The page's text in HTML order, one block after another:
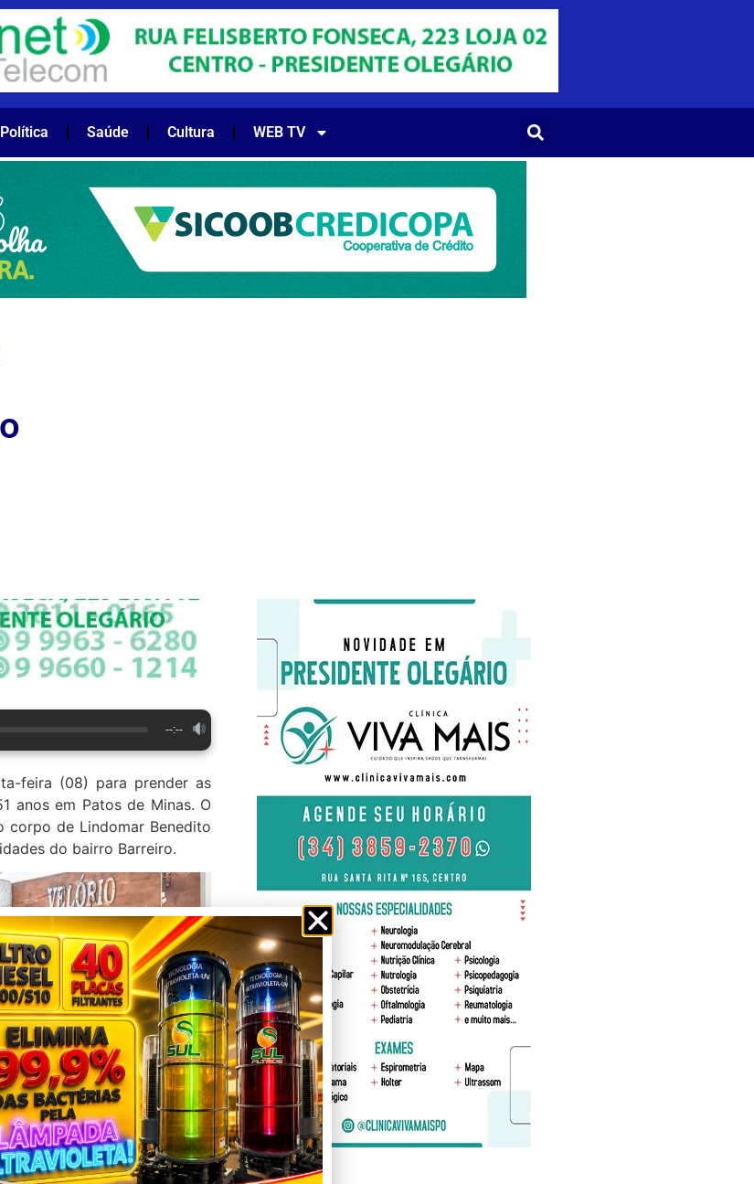
Política Saúde Cultura WEB TV
--:--
feira (08) para prender as
anos em Patos de Minas. O
corpo de Lindomar Benedito
do bairro Barreiro.
sem levantar suspeitas.
de uma brincadeira,